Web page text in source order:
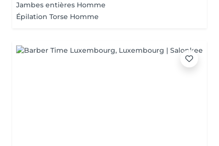
Jambes entières Homme
Épilation Torse Homme